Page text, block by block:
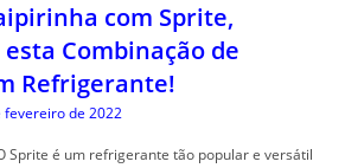
com Sprite,
Combinação de
Refrigerante!
fevereiro de 2022
Sprite é um refrigerante tão popular e versátil